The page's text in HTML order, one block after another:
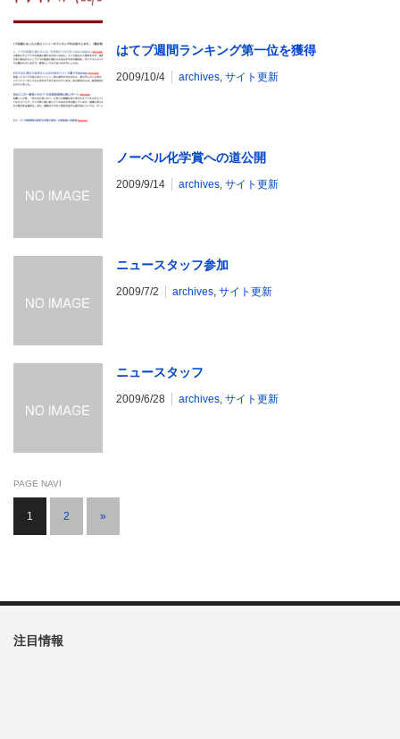
はてブ週間ランキング第一位を獲得
2009/10/4 archives, サイト更新
ノーベル化学賞への道公開
2009/9/14 archives, サイト更新
ニュースタッフ参加
2009/7/2 archives, サイト更新
ニュースタッフ
2009/6/28 archives, サイト更新
PAGE NAVI
1 2 »
注目情報